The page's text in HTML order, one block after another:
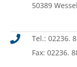
50389
Tel.: 02236.
Fax: 02236.